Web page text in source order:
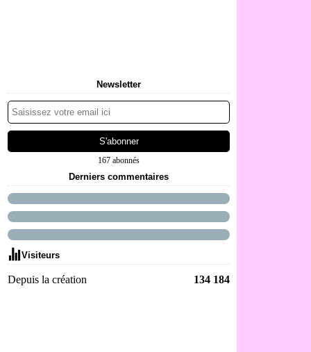
Newsletter
167 abonnés
Derniers commentaires
Visiteurs
Depuis la création 134 184